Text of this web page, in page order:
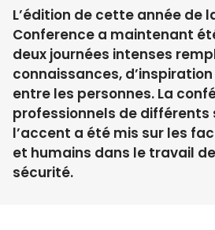
L’édition de cette année de
Conference a maintenant
deux journées intenses
connaissances,
entre les personnes. La
professionnels de différents
l’accent a été mis sur les
et humains dans le travail
sécurité.